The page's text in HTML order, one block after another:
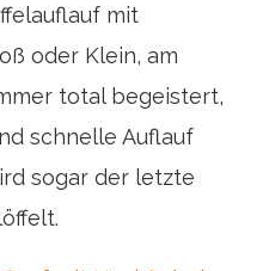
mit
oder Klein, am
total begeistert,
schnelle Auflauf
sogar der letzte